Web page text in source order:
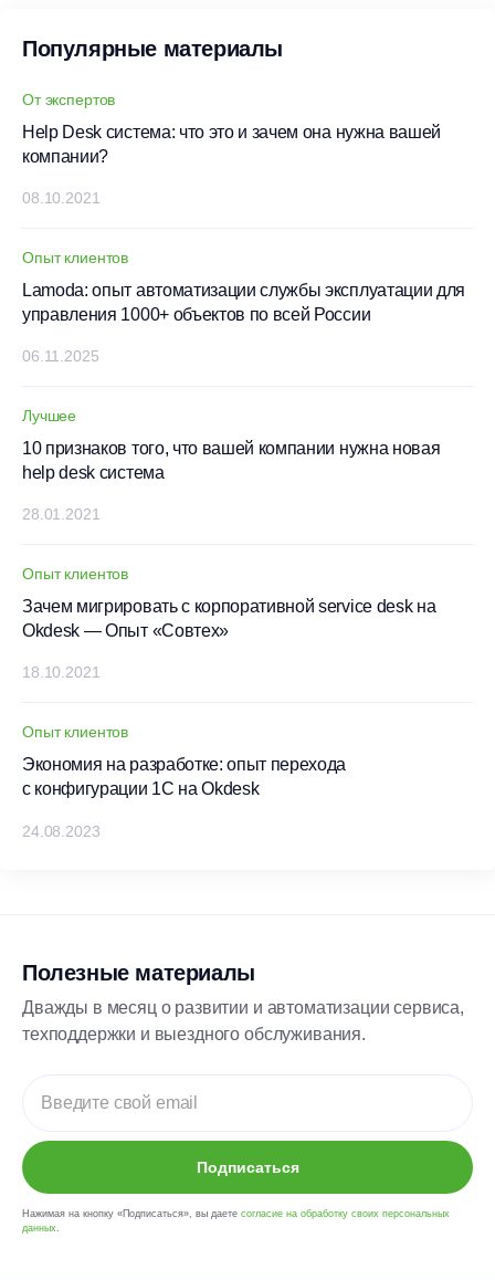
Популярные материалы
От экспертов
Help Desk система: что это и зачем она нужна вашей
компании?
08.10.2021
Опыт клиентов
Lamoda: опыт автоматизации службы эксплуатации для
управления 1000+ объектов по всей России
06.11.2025
Лучшее
10 признаков того, что вашей компании нужна новая
help desk система
28.01.2021
Опыт клиентов
Зачем мигрировать с корпоративной service desk на
Okdesk — Опыт «Совтех»
18.10.2021
Опыт клиентов
Экономия на разработке: опыт перехода
с конфигурации 1С на Okdesk
24.08.2023
Полезные материалы
Дважды в месяц о развитии и автоматизации сервиса,
техподдержки и выездного обслуживания.
Подписаться
Нажимая на кнопку «Подписаться», вы даете согласие на обработку своих персональных
данных